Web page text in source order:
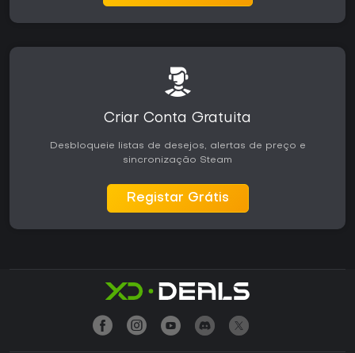
Criar Conta Gratuita
Desbloqueie listas de desejos, alertas de preço e
sincronização Steam
Registar Grátis